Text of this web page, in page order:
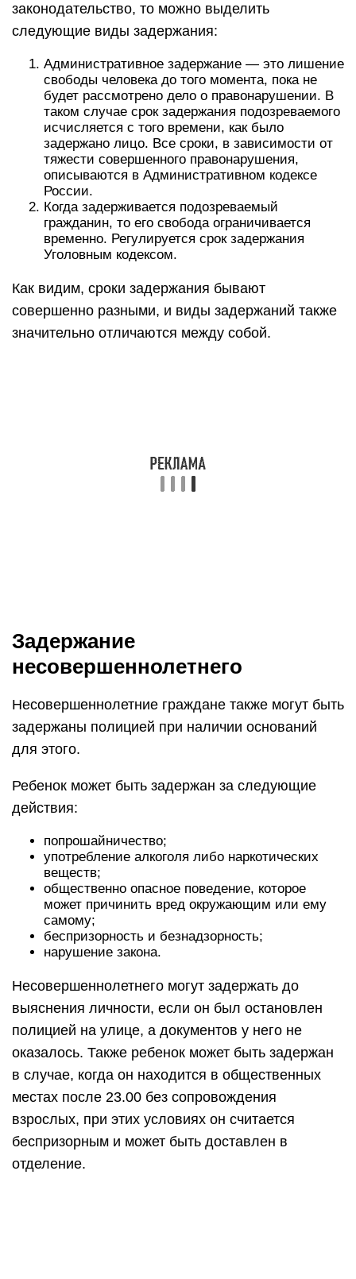
законодательство, то можно выделить
следующие виды задержания:
Административное задержание — это лишение
свободы человека до того момента, пока не
будет рассмотрено дело о правонарушении. В
таком случае срок задержания подозреваемого
исчисляется с того времени, как было
задержано лицо. Все сроки, в зависимости от
тяжести совершенного правонарушения,
описываются в Административном кодексе
России.
Когда задерживается подозреваемый
гражданин, то его свобода ограничивается
временно. Регулируется срок задержания
Уголовным кодексом.
Как видим, сроки задержания бывают
совершенно разными, и виды задержаний также
значительно отличаются между собой.
Задержание
несовершеннолетнего
Несовершеннолетние граждане также могут быть
задержаны полицией при наличии оснований
для этого.
Ребенок может быть задержан за следующие
действия:
попрошайничество;
употребление алкоголя либо наркотических
веществ;
общественно опасное поведение, которое
может причинить вред окружающим или ему
самому;
беспризорность и безнадзорность;
нарушение закона.
Несовершеннолетнего могут задержать до
выяснения личности, если он был остановлен
полицией на улице, а документов у него не
оказалось. Также ребенок может быть задержан
в случае, когда он находится в общественных
местах после 23.00 без сопровождения
взрослых, при этих условиях он считается
беспризорным и может быть доставлен в
отделение.